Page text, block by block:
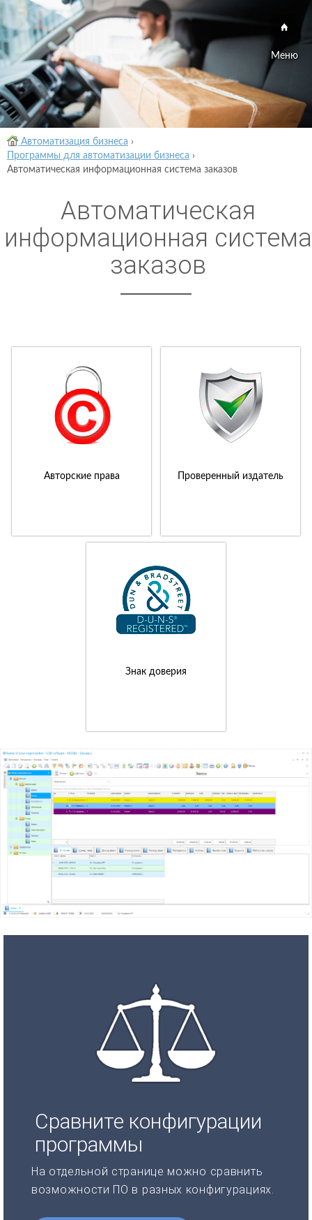
Меню
Автоматизация бизнеса ›
Программы для автоматизации бизнеса ›
Автоматическая информационная система заказов
Автоматическая
информационная система
заказов
Авторские права Проверенный издатель
Знак доверия
Сравните конфигурации
программы
На отдельной странице можно сравнить
возможности ПО в разных конфигурациях.